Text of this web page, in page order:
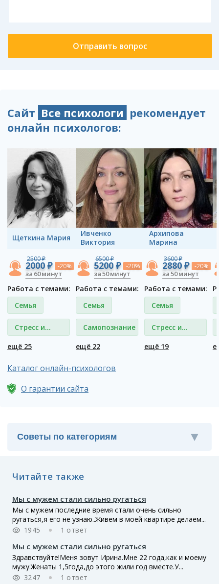
Сайт Все психологи рекомендует
онлайн психологов:
Щеткина Мария
2500 ₽
2000 ₽ -20%
за 60 минут
Работа с темами:
Семья
Стресс и
депрессия
ещё 25
Ивченко
Виктория
6500 ₽
5200 ₽ -20%
за 50 минут
Работа с темами:
Семья
Самопознание
ещё 22
Архипова
Марина
3600 ₽
2880 ₽ -20%
за 50 минут
Работа с темами:
Семья
Стресс и
депрессия
ещё 19
Каталог онлайн-психологов
О гарантии сайта
Читайте также
Мы с мужем стали сильно ругаться
Мы с мужем последние время стали очень сильно
ругаться,я его не узнаю..Живем в моей квартире делаем...
1945
1 ответ
Мы с мужем стали сильно ругаться
Здравствуйте!Меня зовут Ирина.Мне 22 года,как и моему
мужу.Женаты 1,5года,до этого жили год вместе.У...
3247
1 ответ